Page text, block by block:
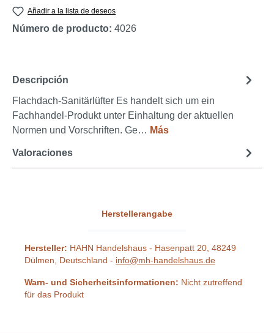
Añadir a la lista de deseos
Número de producto: 4026
Descripción
Flachdach-Sanitärlüfter Es handelt sich um ein
Fachhandel-Produkt unter Einhaltung der aktuellen
Normen und Vorschriften. Ge… Más
Valoraciones
Herstellerangabe
Hersteller: HAHN Handelshaus - Hasenpatt 20, 48249
Dülmen, Deutschland - info@mh-handelshaus.de
Warn- und Sicherheitsinformationen: Nicht zutreffend
für das Produkt